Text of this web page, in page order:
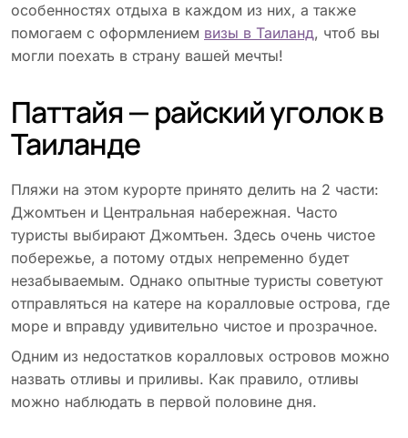
особенностях отдыха в каждом из них, а также
помогаем с оформлением визы в Таиланд, чтоб вы
могли поехать в страну вашей мечты!
Паттайя — райский уголок в
Таиланде
Пляжи на этом курорте принято делить на 2 части:
Джомтьен и Центральная набережная. Часто
туристы выбирают Джомтьен. Здесь очень чистое
побережье, а потому отдых непременно будет
незабываемым. Однако опытные туристы советуют
отправляться на катере на коралловые острова, где
море и вправду удивительно чистое и прозрачное.
Одним из недостатков коралловых островов можно
назвать отливы и приливы. Как правило, отливы
можно наблюдать в первой половине дня.